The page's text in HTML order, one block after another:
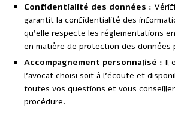
Confidentialité des données :
garantit la confidentialité des
qu’elle respecte les réglementations
en matière de protection des données
Accompagnement personnalisé : Il
l’avocat choisi soit à l’écoute et
toutes vos questions et vous
procédure.